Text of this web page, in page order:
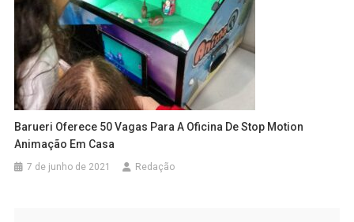
Barueri Oferece 50 Vagas Para A Oficina De Stop Motion
Animação Em Casa
7 de junho de 2021 Redação